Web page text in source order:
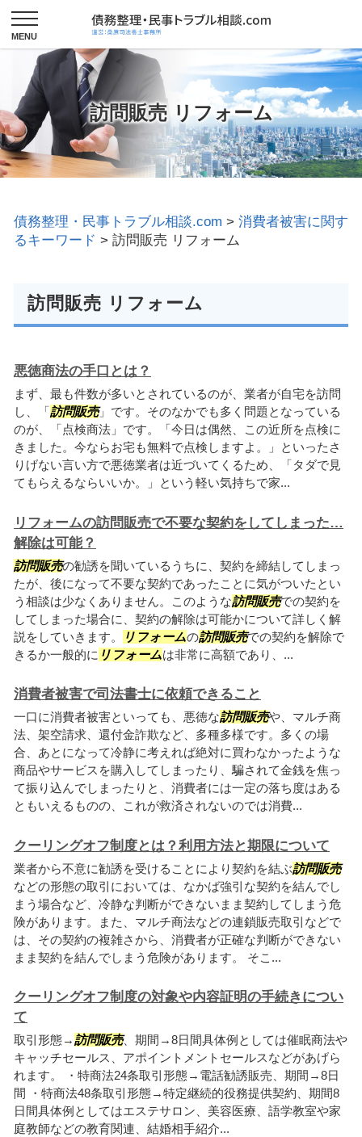
訪問販売 リフォーム
債務整理・民事トラブル相談.com > 消費者被害に関す
るキーワード > 訪問販売 リフォーム
訪問販売 リフォーム
悪徳商法の手口とは？
まず、最も件数が多いとされているのが、業者が自宅を訪問
し、「訪問販売」です。そのなかでも多く問題となっている
のが、「点検商法」です。「今日は偶然、この近所を点検に
きました。今ならお宅も無料で点検しますよ。」といったさ
りげない言い方で悪徳業者は近づいてくるため、「タダで見
てもらえるならいいか。」という軽い気持ちで家...
リフォームの訪問販売で不要な契約をしてしまった…
解除は可能？
訪問販売の勧誘を聞いているうちに、契約を締結してしまっ
たが、後になって不要な契約であったことに気がついたとい
う相談は少なくありません。このような訪問販売での契約を
してしまった場合に、契約の解除は可能かについて詳しく解
説をしていきます。
リフォームの訪問販売での契約を解除で
きるか一般的に リフォームは非常に高額であり、...
消費者被害で司法書士に依頼できること
一口に消費者被害といっても、悪徳な訪問販売や、マルチ商
法、架空請求、還付金詐欺など、多種多様です。多くの場
合、あとになって冷静に考えれば絶対に買わなかったような
商品やサービスを購入してしまったり、騙されて金銭を焦っ
て振り込んでしまったりと、消費者には一定の落ち度はある
ともいえるものの、これが救済されないのでは消費...
クーリングオフ制度とは？利用方法と期限について
業者から不意に勧誘を受けることにより契約を結ぶ訪問販売
などの形態の取引においては、なかば強引な契約を結んでし
まう場合など、冷静な判断ができないまま契約してしまう危
険があります。また、マルチ商法などの連鎖販売取引などで
は、その契約の複雑さから、消費者が正確な判断ができない
まま契約を結んでしまう危険があります。 そこ...
クーリングオフ制度の対象や内容証明の手続きについ
て
取引形態→訪問販売、期間→8日間具体例としては催眠商法や
キャッチセールス、アポイントメントセールスなどがあげら
れます。 ・特商法24条取引形態→電話勧誘販売、期間→8日
間 ・特商法48条取引形態→特定継続的役務提供契約、期間8
日間具体例としてはエステサロン、美容医療、語学教室や家
庭教師などの教育関連、結婚相手紹介...